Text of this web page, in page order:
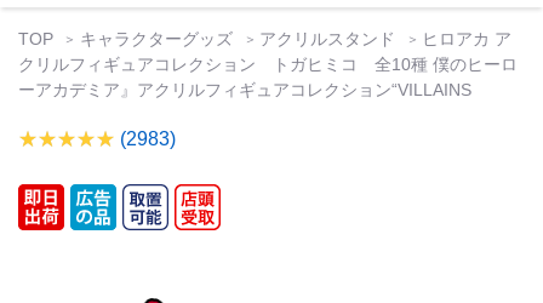
TOP キャラクターグッズ アクリルスタンド
ヒロアカ ア
クリルフィギュアコレクション トガヒミコ 全10種 僕のヒーロ
ーアカデミア』アクリルフィギュアコレクション“VILLAINS
(2983)